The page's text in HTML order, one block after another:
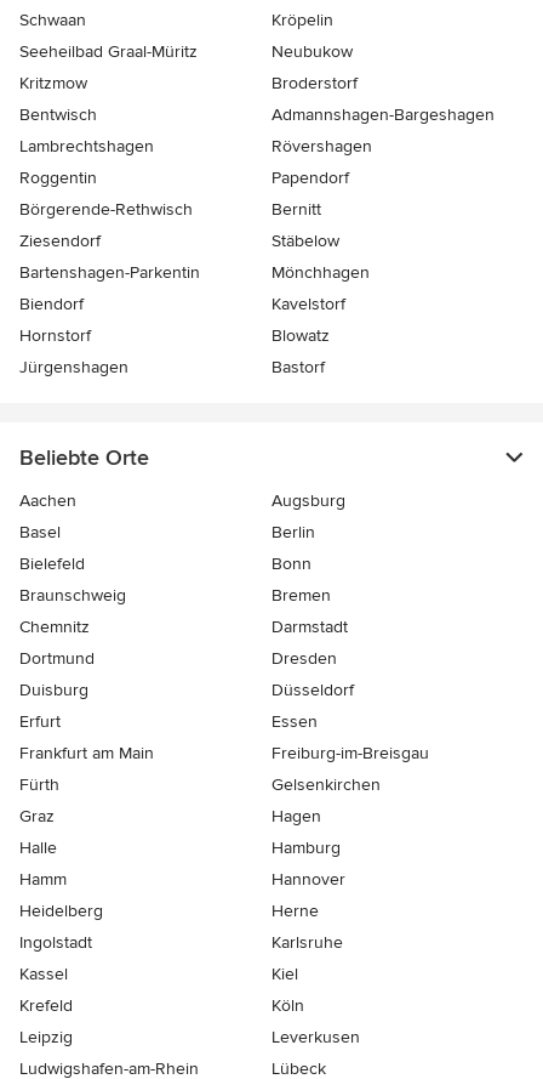
Schwaan
Kröpelin
Seeheilbad Graal-Müritz
Neubukow
Kritzmow
Broderstorf
Bentwisch
Admannshagen-Bargeshagen
Lambrechtshagen
Rövershagen
Roggentin
Papendorf
Börgerende-Rethwisch
Bernitt
Ziesendorf
Stäbelow
Bartenshagen-Parkentin
Mönchhagen
Biendorf
Kavelstorf
Hornstorf
Blowatz
Jürgenshagen
Bastorf
Beliebte Orte
Aachen
Augsburg
Basel
Berlin
Bielefeld
Bonn
Braunschweig
Bremen
Chemnitz
Darmstadt
Dortmund
Dresden
Duisburg
Düsseldorf
Erfurt
Essen
Frankfurt am Main
Freiburg-im-Breisgau
Fürth
Gelsenkirchen
Graz
Hagen
Halle
Hamburg
Hamm
Hannover
Heidelberg
Herne
Ingolstadt
Karlsruhe
Kassel
Kiel
Krefeld
Köln
Leipzig
Leverkusen
Ludwigshafen-am-Rhein
Lübeck